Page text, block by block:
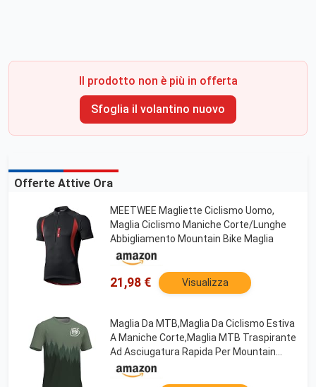
Il prodotto non è più in offerta
Sfoglia il volantino nuovo
Offerte Attive Ora
MEETWEE Magliette Ciclismo Uomo,
Maglia Ciclismo Maniche Corte/Lunghe
Abbigliamento Mountain Bike Maglia
21,98 € Visualizza
Maglia Da MTB,Maglia Da Ciclismo Estiva
A Maniche Corte,Maglia MTB Traspirante
Ad Asciugatura Rapida Per Mountain
Bike,T-Shirt Da Corsa Motocross BMX
(Style-02,L)